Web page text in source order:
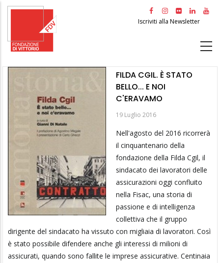
Salta
principale
Iscriviti alla Newsletter
FILDA CGIL. È STATO
BELLO... E NOI
C'ERAVAMO
19 Luglio 2016
Nell'agosto del 2016 ricorrerà
il cinquantenario della
fondazione della Filda Cgil, il
sindacato dei lavoratori delle
assicurazioni oggi confluito
nella Fisac, una storia di
passione e di intelligenza
collettiva che il gruppo
dirigente del sindacato ha vissuto con migliaia di lavoratori. Così
è stato possibile difendere anche gli interessi di milioni di
assicurati, quando sono fallite le imprese assicurative. Centinaia